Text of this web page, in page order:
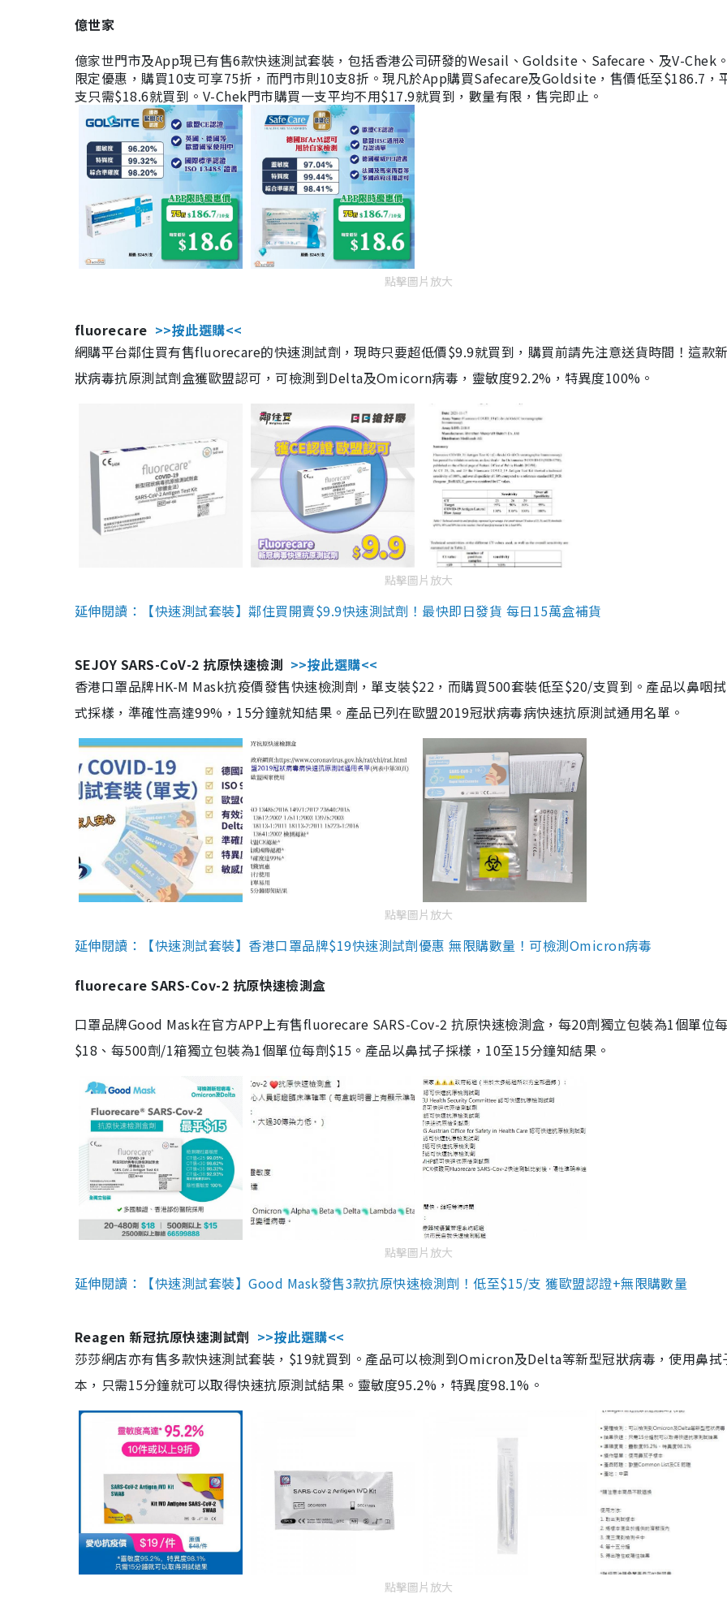
億世家
億家世門市及App現已有售6款快速測試套裝，包括香港公司研發的Wesail、Goldsite、Safecare、及V-Chek
限定優惠，購買10支可享75折，而門市則10支8折。現凡於App購買Safecare及Goldsite，售價低至$186.7，
支只需$18.6就買到。V-Chek門市購買一支平均不用$17.9就買到，數量有限，售完即止。
點擊圖片放大
fluorecare >>按此選購<<
網購平台鄰住買有售fluorecare的快速測試劑，現時只要超低價$9.9就買到，購買前請先注意送貨時間！這款
狀病毒抗原測試劑盒獲歐盟認可，可檢測到Delta及Omicorn病毒，靈敏度92.2%，特異度100%。
點擊圖片放大
延伸閱讀：【快速測試套裝】鄰住買開賣$9.9快速測試劑！最快即日發貨 每日15萬盒補貨
SEJOY SARS-CoV-2 抗原快速檢測 >>按此選購<<
香港口罩品牌HK-M Mask抗疫價發售快速檢測劑，單支裝$22，而購買500套裝低至$20/支買到。產品以鼻咽
式採樣，準確性高達99%，15分鐘就知結果。產品已列在歐盟2019冠狀病毒病快速抗原測試通用名單。
點擊圖片放大
延伸閱讀：【快速測試套裝】香港口罩品牌$19快速測試劑優惠 無限購數量！可檢測Omicron病毒
fluorecare SARS-Cov-2 抗原快速檢測盒
口罩品牌Good Mask在官方APP上有售fluorecare SARS-Cov-2 抗原快速檢測盒，每20劑獨立包裝為1個單位
$18、每500劑/1箱獨立包裝為1個單位每劑$15。產品以鼻拭子採樣，10至15分鐘知結果。
點擊圖片放大
延伸閱讀：【快速測試套裝】Good Mask發售3款抗原快速檢測劑！低至$15/支 獲歐盟認證+無限購數量
Reagen 新冠抗原快速測試劑 >>按此選購<<
莎莎網店亦有售多款快速測試套裝，$19就買到。產品可以檢測到Omicron及Delta等新型冠狀病毒，使用鼻拭
本，只需15分鐘就可以取得快速抗原測試結果。靈敏度95.2%，特異度98.1%。
點擊圖片放大